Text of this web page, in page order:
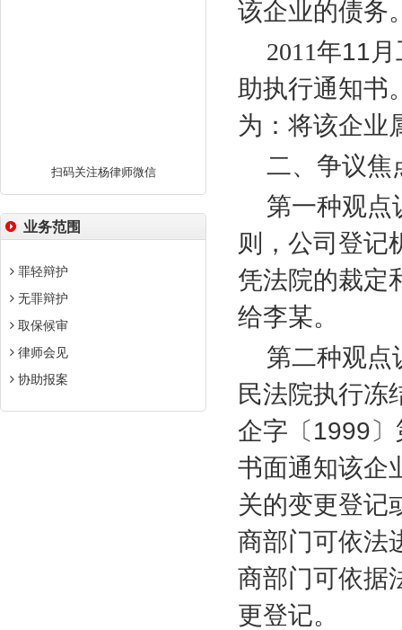
扫码关注杨律师微信
业务范围
罪轻辩护
无罪辩护
取保候审
律师会见
协助报案
该企业的债务
2011年11
助执行通知书
为：将该企业
二、争议焦
第一种观点
则，公司登记
凭法院的裁定
给李某。
第二种观点
民法院执行冻
企字〔 1999
书面通知该企
关的变更登记
商部门可依法
商部门可依据
更登记。